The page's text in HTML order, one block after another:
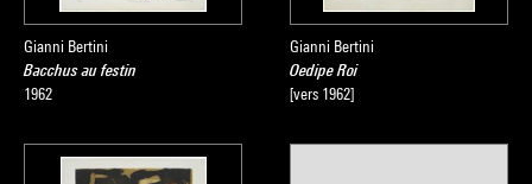
Gianni Bertini
Bacchus au festin
1962
Gianni Bertini
Oedipe Roi
[vers 1962]